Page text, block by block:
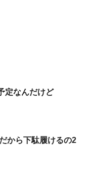
定なんだけど
から下駄履けるの2